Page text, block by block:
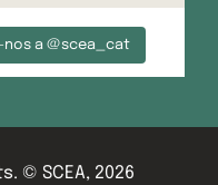
nos a @scea_cat
© SCEA, 2026